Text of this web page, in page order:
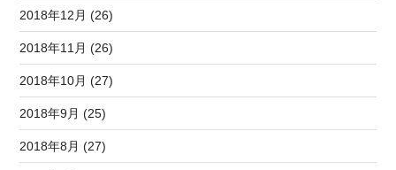
2018年12月 (26)
2018年11月 (26)
2018年10月 (27)
2018年9月 (25)
2018年8月 (27)